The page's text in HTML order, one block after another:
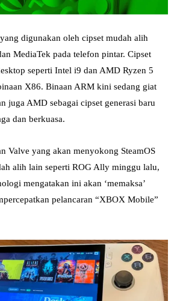
digunakan oleh cipset mudah alih
MediaTek pada telefon pintar. Cipset
seperti Intel i9 dan AMD Ryzen 5
X86. Binaan ARM kini sedang giat
juga AMD sebagai cipset generasi baru
dan berkuasa.
Valve yang akan menyokong SteamOS
alih lain seperti ROG Ally minggu lalu,
mengatakan ini akan ‘memaksa’
pelancaran “XBOX Mobile”